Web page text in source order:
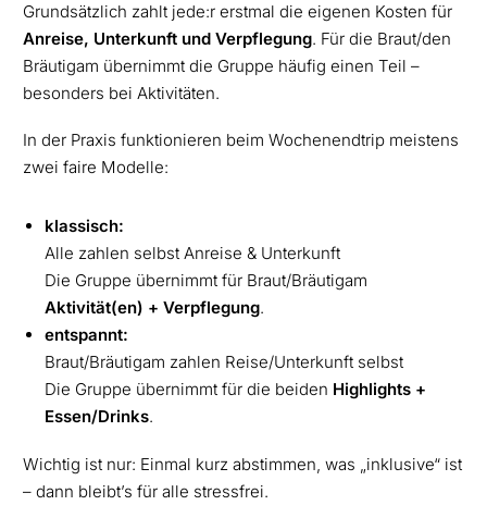
Grundsätzlich zahlt jede:r erstmal die eigenen Kosten für
Anreise, Unterkunft und Verpflegung. Für die Braut/den
Bräutigam übernimmt die Gruppe häufig einen Teil –
besonders bei Aktivitäten.
In der Praxis funktionieren beim Wochenendtrip meistens
zwei faire Modelle:
klassisch:
Alle zahlen selbst Anreise & Unterkunft
Die Gruppe übernimmt für Braut/Bräutigam
Aktivität(en) + Verpflegung.
entspannt:
Braut/Bräutigam zahlen Reise/Unterkunft selbst
Die Gruppe übernimmt für die beiden Highlights +
Essen/Drinks.
Wichtig ist nur: Einmal kurz abstimmen, was „inklusive“ ist
– dann bleibt’s für alle stressfrei.